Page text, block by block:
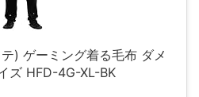
) ゲーミング着る毛布 ダメ
ズ HFD-4G-XL-BK